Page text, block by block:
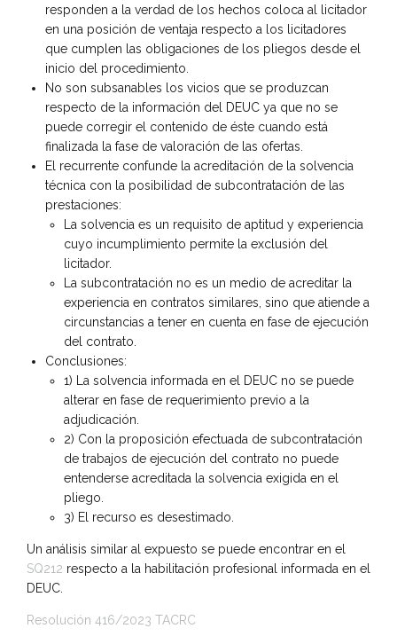
responden a la verdad de los hechos coloca al licitador
en una posición de ventaja respecto a los licitadores
que cumplen las obligaciones de los pliegos desde el
inicio del procedimiento.
No son subsanables los vicios que se produzcan
respecto de la información del DEUC ya que no se
puede corregir el contenido de éste cuando está
finalizada la fase de valoración de las ofertas.
El recurrente confunde la acreditación de la solvencia
técnica con la posibilidad de subcontratación de las
prestaciones:
La solvencia es un requisito de aptitud y experiencia
cuyo incumplimiento permite la exclusión del
licitador.
La subcontratación no es un medio de acreditar la
experiencia en contratos similares, sino que atiende a
circunstancias a tener en cuenta en fase de ejecución
del contrato.
Conclusiones:
1) La solvencia informada en el DEUC no se puede
alterar en fase de requerimiento previo a la
adjudicación.
2) Con la proposición efectuada de subcontratación
de trabajos de ejecución del contrato no puede
entenderse acreditada la solvencia exigida en el
pliego.
3) El recurso es desestimado.
Un análisis similar al expuesto se puede encontrar en el
SQ212 respecto a la habilitación profesional informada en el
DEUC.
Resolución 416/2023 TACRC